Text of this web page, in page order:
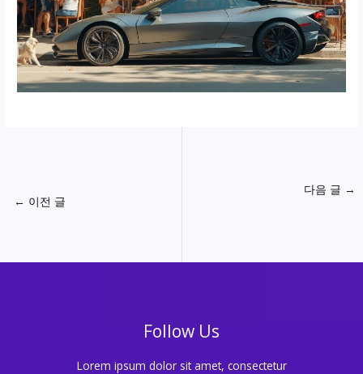
← 이전 글
다음 글 →
Follow Us
Lorem ipsum dolor sit amet, consectetur